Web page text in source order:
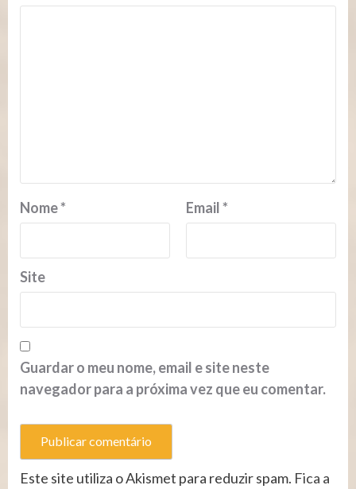
Nome* Email*
Site
Guardar o meu nome, email e site neste
navegador para a próxima vez que eu comentar.
Este site utiliza o Akismet para reduzir spam. Fica a